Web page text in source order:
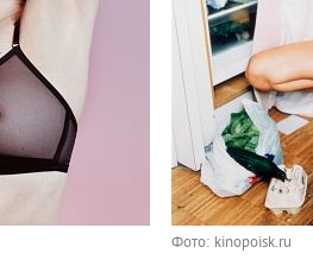
Фото: kinopoisk.ru